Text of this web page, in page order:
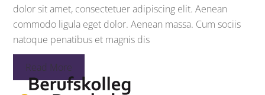
dolor sit amet, consectetuer adipiscing elit. Aenean
commodo ligula eget dolor. Aenean massa. Cum sociis
natoque penatibus et magnis dis
Read More